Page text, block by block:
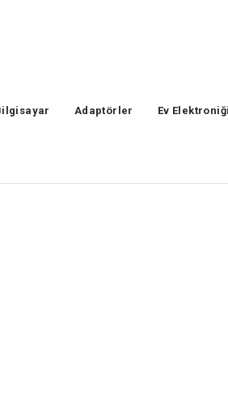
Adaptörler Ev Elektroniği